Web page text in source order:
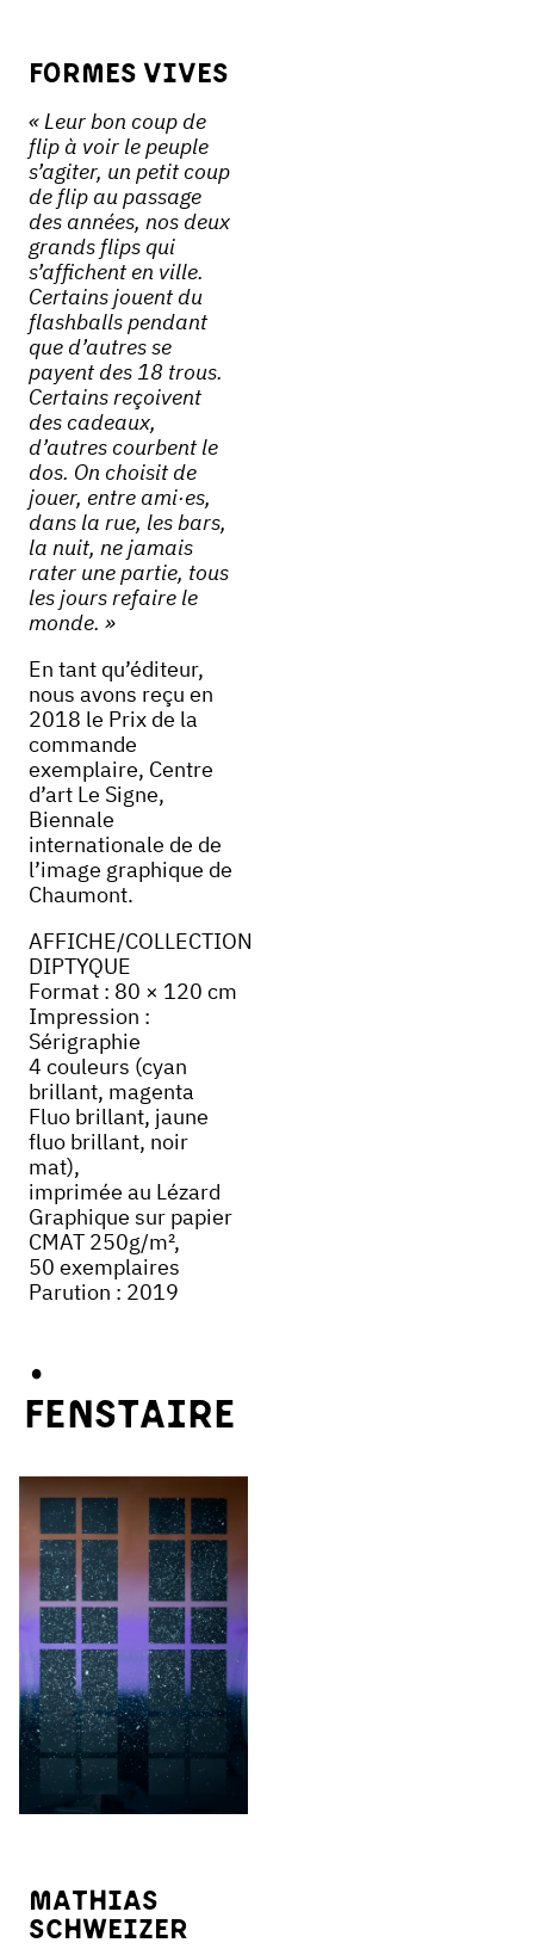
Formes Vives
« Leur bon coup de
flip à voir le peuple
s’agiter, un petit coup
de flip au passage
des années, nos deux
grands flips qui
s’affichent en ville.
Certains jouent du
flashballs pendant
que d’autres se
payent des 18 trous.
Certains reçoivent
des cadeaux,
d’autres courbent le
dos. On choisit de
jouer, entre ami·es,
dans la rue, les bars,
la nuit, ne jamais
rater une partie, tous
les jours refaire le
monde. »
En tant qu’éditeur,
nous avons reçu en
2018 le Prix de la
commande
exemplaire, Centre
d’art Le Signe,
Biennale
internationale de de
l’image graphique de
Chaumont.
AFFICHE/COLLECTION
DIPTYQUE
Format : 80 × 120 cm
Impression :
Sérigraphie
4 couleurs (cyan
brillant, magenta
Fluo brillant, jaune
fluo brillant, noir
mat),
imprimée au Lézard
Graphique sur papier
CMAT 250g/m²,
50 exemplaires
Parution : 2019
Fenstaire
Mathias
Schweizer